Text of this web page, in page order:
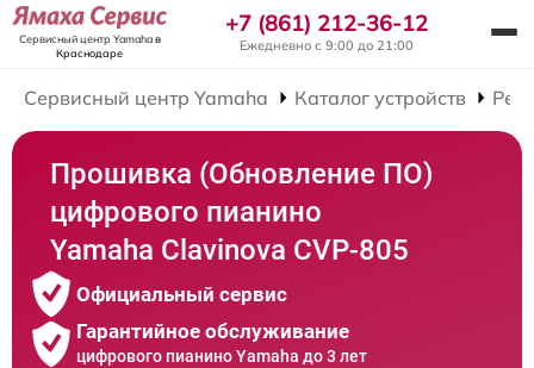
Сервисный центр Yamahaв
Краснодаре
+7 (861) 212-36-12
Ежедневно с 9:00 до 21:00
Сервисный центр Yamaha Каталог устройств
Прошивка (Обновление ПО)
цифрового пианино
Yamaha Clavinova CVP-805
Официальный сервис
Гарантийное обслуживание
цифрового пианино Yamaha до 3 лет